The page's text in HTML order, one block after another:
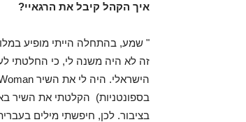
איך הקהל קיבל את הרגאיי?
" שמע, בהתחלה הייתי מופיע
זה לא היה משנה לי, כי החלטתי
בספונטניות) הקלטתי את השיר
בציבור. לכן, חיפשתי מילים